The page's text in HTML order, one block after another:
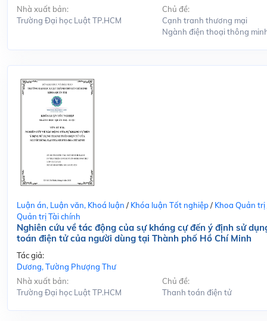
Nhà xuất bản:
Trường Đại học Luật TP.HCM
Chủ đề:
Cạnh tranh thương mại
Ngành điện thoại thông
Luận án, Luận văn, Khoá luận / Khóa luận Tốt nghiệp/ Khoa Quản trị
Quản trị Tài chính
Nghiên cứu về tác động của sự kháng cự đến ý định sử
toán điện tử của người dùng tại Thành phố Hồ Chí Minh
Tác giả:
Dương, Tường Phượng Thư
Nhà xuất bản:
Trường Đại học Luật TP.HCM
Chủ đề:
Thanh toán điện tử